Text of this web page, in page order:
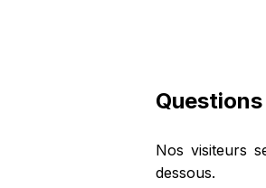
Nos visiteurs
dessous.